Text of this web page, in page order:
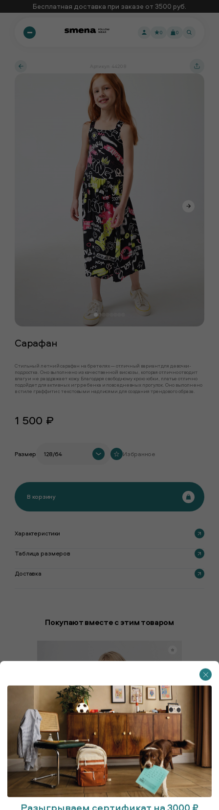
Бесплатная доставка при заказе от 3500 руб.
0
0
Артикул: 44208
Сарафан
Стильный летний сарафан на бретелях — отличный вариант для девочки-
подростка. Оно выполнено из качественной вискозы, которая отлично отводит
влагу и не раздражает кожу. Благодаря свободному крою юбки, платье отлично
подойдет для активных игр ребенка и повседневных прогулок. Оно выполнено
в стиле граффити с текстовыми надписями для создания трендового образа.
1 500 ₽
Размер 128/64
В корзину
Избранное
Характеристики
Таблица размеров
Доставка
Покупают вместе с этим товаром